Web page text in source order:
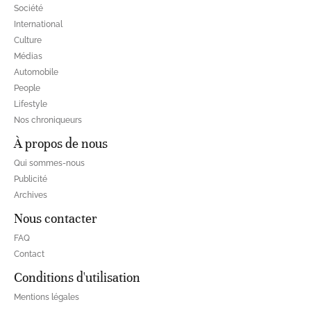
Société
International
Culture
Médias
Automobile
People
Lifestyle
Nos chroniqueurs
À propos de nous
Qui sommes-nous
Publicité
Archives
Nous contacter
FAQ
Contact
Conditions d'utilisation
Mentions légales